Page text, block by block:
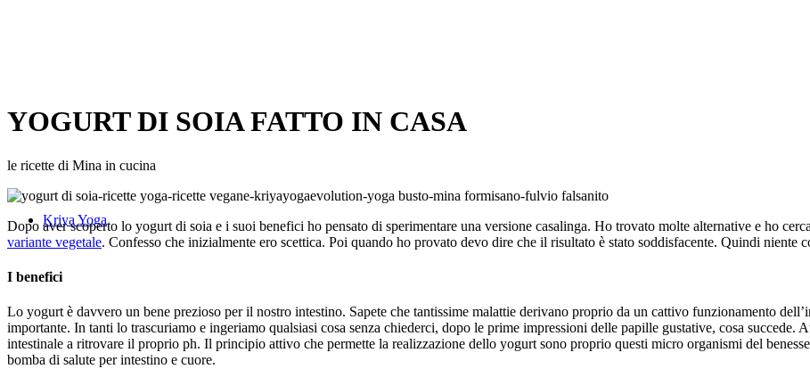
Kriya Yoga
YOGURT DI SOIA FATTO IN CASA
le ricette di Mina in cucina
Dopo aver scoperto lo yogurt di soia e i suoi benefici ho pensato di sperimentare una versione casalinga. Ho trovato molte alternative e ho
variante vegetale. Confesso che inizialmente ero scettica. Poi quando ho provato devo dire che il risultato è stato soddisfacente. Quindi
I benefici
Lo yogurt è davvero un bene prezioso per il nostro intestino. Sapete che tantissime malattie derivano proprio da un cattivo funzionamento
importante. In tanti lo trascuriamo e ingeriamo qualsiasi cosa senza chiederci, dopo le prime impressioni delle papille gustative, cosa
intestinale a ritrovare il proprio ph. Il principio attivo che permette la realizzazione dello yogurt sono proprio questi micro organismi del
bomba di salute per intestino e cuore.